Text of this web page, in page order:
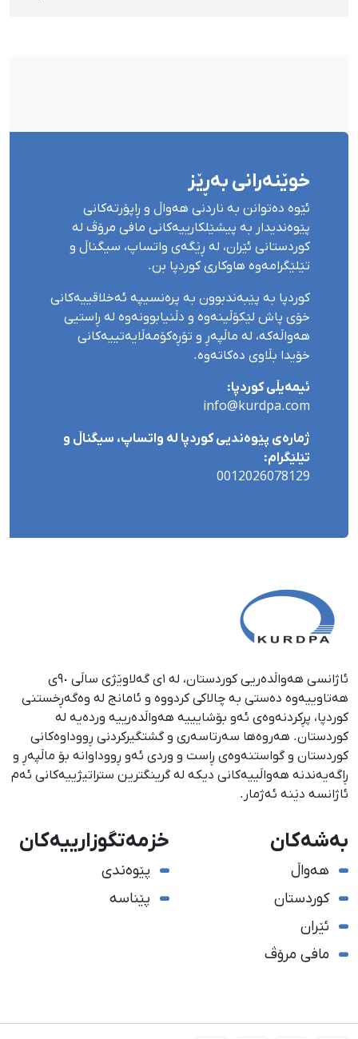
خوێنەرانی بەڕێز
ئێوە دەتوانن بە ناردنی هەواڵ و ڕاپۆرتەکانی
پێوەندیدار بە پیشێلکارییەکانی مافی مرۆڤ لە
کوردستانی ئێران، لە ڕێگەی واتساپ، سیگناڵ و
تێلێگرامەوە هاوکاری کوردپا بن.
کوردپا بە پێبەندبوون بە پرەنسیپە ئەخلاقییەکانی
خۆی پاش لێکۆڵینەوە و دڵنیابوونەوە لە ڕاستیی
هەواڵەکە، لە ماڵپەڕ و تۆڕەکۆمەڵایەتییەکانی
خۆیدا بڵاوی دەکاتەوە.
ئیمەیڵی کوردپا:
info@kurdpa.com
ژمارەی پێوەندیی کوردپا لە واتساپ، سیگناڵ و
تێلێگرام:
0012026078129
ئاژانسی هەواڵدەریی کوردستان، لە ١ی گەلاوێژی ساڵی ٩٠ی
هەتاوییەوە دەستی بە چالاکی کردووە و ئامانج لە وەگەڕخستنی
كوردپا، پڕكردنەوەی ئەو بۆشایییە هەواڵدەرییە وردەیە لە
كوردستان. هەروەها سەرتاسەری و گشتگیركردنی ڕووداوەكانی
كوردستان و گواستنەوەی ڕاست و وردی ئەو ڕووداوانە بۆ ماڵپەڕ و
ڕاگەیەندنە هەواڵییەكانی دیكە لە گرینگترین ستراتیژییەكانی ئەم
ئاژانسە دێنە ئەژمار.
بەشەکان
هەواڵ
کوردستان
ئێران
مافی مرۆڤ
خزمەتگوزارییەکان
پێوەندی
پێناسە